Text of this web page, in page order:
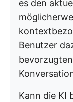
es den
Benutzer
Kann die KI